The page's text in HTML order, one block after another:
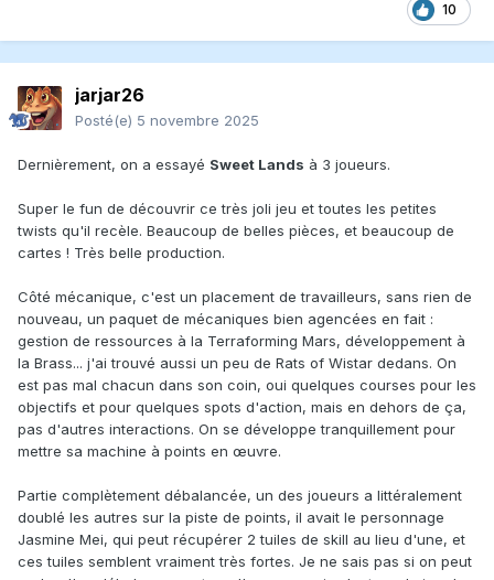
10
jarjar26
Posté(e) 5 novembre 2025
Dernièrement, on a essayé Sweet Lands à 3 joueurs.
Super le fun de découvrir ce très joli jeu et toutes les petites
twists qu'il recèle. Beaucoup de belles pièces, et beaucoup de
cartes ! Très belle production.
Côté mécanique, c'est un placement de travailleurs, sans rien de
nouveau, un paquet de mécaniques bien agencées en fait :
gestion de ressources à la Terraforming Mars, développement à
la Brass... j'ai trouvé aussi un peu de Rats of Wistar dedans. On
est pas mal chacun dans son coin, oui quelques courses pour les
objectifs et pour quelques spots d'action, mais en dehors de ça,
pas d'autres interactions. On se développe tranquillement pour
mettre sa machine à points en œuvre.
Partie complètement débalancée, un des joueurs a littéralement
doublé les autres sur la piste de points, il avait le personnage
Jasmine Mei, qui peut récupérer 2 tuiles de skill au lieu d'une, et
ces tuiles semblent vraiment très fortes. Je ne sais pas si on peut